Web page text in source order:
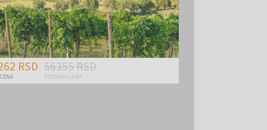
RSD 56355 RSD
REDOVNA CENA